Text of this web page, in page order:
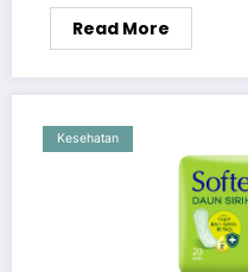
Read More
Kesehatan